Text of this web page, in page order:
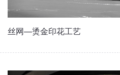
丝网—烫金印花工艺